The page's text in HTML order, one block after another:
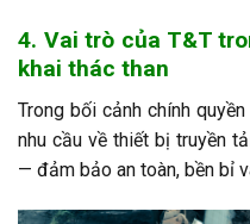
4. Vai trò của T&T
khai thác than
Trong bối cảnh chính
nhu cầu về thiết bị truyền
— đảm bảo an toàn, bền bỉ